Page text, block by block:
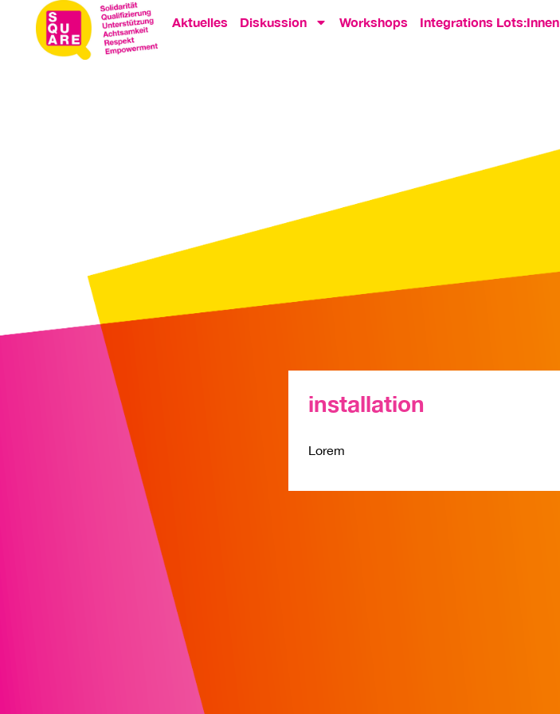
Aktuelles Diskussion Workshops Integrations Lots:Innen
installation
Lorem